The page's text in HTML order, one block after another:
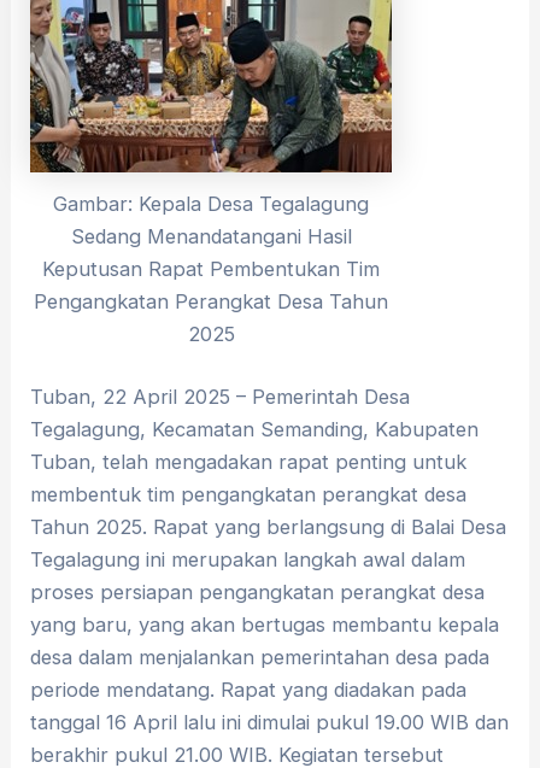
Gambar: Kepala Desa Tegalagung
Sedang Menandatangani Hasil
Keputusan Rapat Pembentukan Tim
Pengangkatan Perangkat Desa Tahun
2025
Tuban, 22 April 2025 – Pemerintah Desa
Tegalagung, Kecamatan Semanding, Kabupaten
Tuban, telah mengadakan rapat penting untuk
membentuk tim pengangkatan perangkat desa
Tahun 2025. Rapat yang berlangsung di Balai Desa
Tegalagung ini merupakan langkah awal dalam
proses persiapan pengangkatan perangkat desa
yang baru, yang akan bertugas membantu kepala
desa dalam menjalankan pemerintahan desa pada
periode mendatang. Rapat yang diadakan pada
tanggal 16 April lalu ini dimulai pukul 19.00 WIB dan
berakhir pukul 21.00 WIB. Kegiatan tersebut